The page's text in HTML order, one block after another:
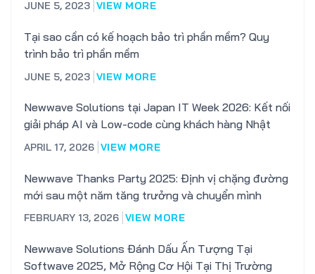
JUNE 5, 2023 VIEW MORE
Tại sao cần có kế hoạch bảo trì phần mềm? Quy
trình bảo trì phần mềm
JUNE 5, 2023 VIEW MORE
Newwave Solutions tại Japan IT Week 2026: Kết nối
giải pháp AI và Low-code cùng khách hàng Nhật
APRIL 17, 2026 VIEW MORE
Newwave Thanks Party 2025: Định vị chặng đường
mới sau một năm tăng trưởng và chuyển mình
FEBRUARY 13, 2026 VIEW MORE
Newwave Solutions Đánh Dấu Ấn Tượng Tại
Softwave 2025, Mở Rộng Cơ Hội Tại Thị Trường